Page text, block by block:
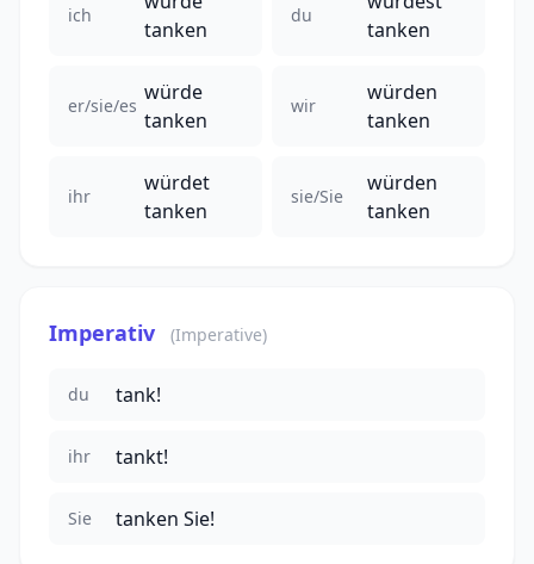
ich
tanken
du
tanken
er/sie/es
würde
tanken
wir
würden
tanken
ihr
würdet
tanken
sie/Sie
würden
tanken
Imperativ (Imperative)
du tank!
ihr tankt!
Sie tanken Sie!